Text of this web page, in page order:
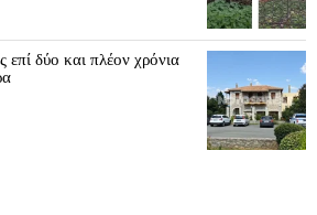
δύο και πλέον χρόνια